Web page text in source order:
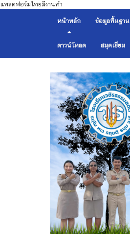
แพลตฟอร์มไทยมีงานทำ
หน้าหลัก ข้อมูลพื้นฐาน
ดาวน์โหลด สมุดเยี่ยม